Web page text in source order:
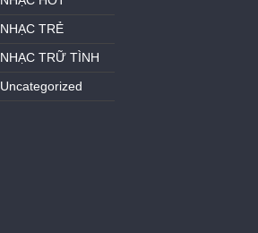
NHẠC TRẺ
NHẠC TRỮ TÌNH
Uncategorized